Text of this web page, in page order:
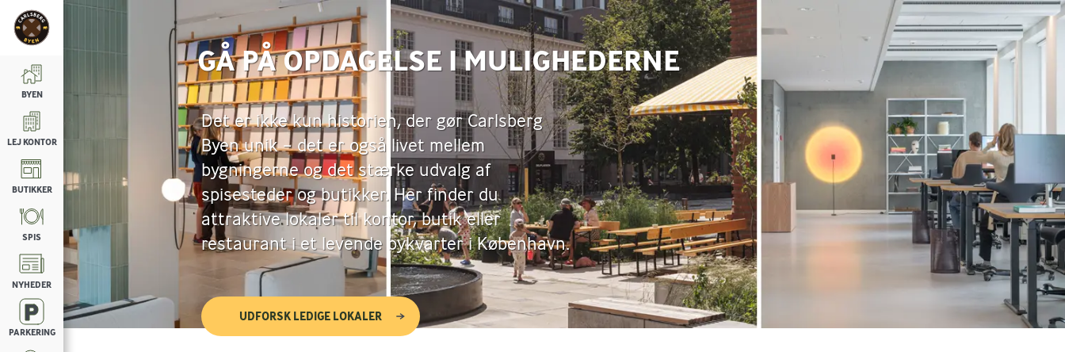
BYEN
LEJ KONTOR
BUTIKKER
SPIS
NYHEDER
PARKERING
GÅ PÅ OPDAGELSE I MULIGHEDERNE
Det er ikke kun historien, der gør Carlsberg
Byen unik – det er også livet mellem
bygningerne og det stærke udvalg af
spisesteder og butikker. Her finder du
attraktive lokaler til kontor, butik eller
restaurant i et levende bykvarter i København.
UDFORSK LEDIGE LOKALER